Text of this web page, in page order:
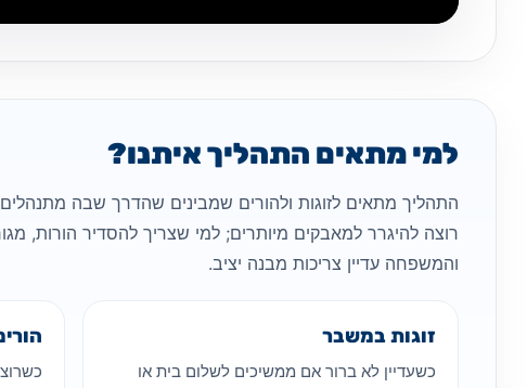
למי מתאים התהליך איתנו?
התהליך מתאים לזוגות ולהורים שמבינים שהדרך שבה
רוצה להיגרר למאבקים מיותרים; למי שצריך להסדיר הורות,
והמשפחה עדיין צריכות מבנה יציב.
זוגות במשבר
כשעדיין לא ברור אם ממשיכים לשלום בית או